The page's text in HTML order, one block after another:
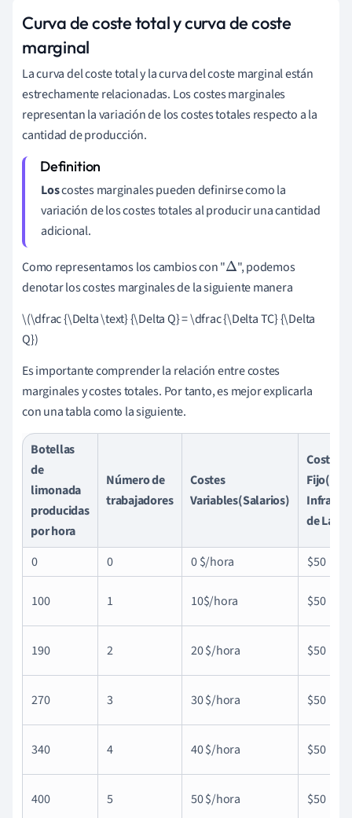
Curva de coste total y curva de coste
marginal
La curva del coste total y la curva del coste marginal están
estrechamente relacionadas. Los costes marginales
representan la variación de los costes totales respecto a la
cantidad de producción.
Loscostes marginales pueden definirse como la
variación de los costes totales al producir una cantidad
adicional.
Como representamos los cambios con "Δ ", podemos
denotar los costes marginales de la siguiente manera
\(\dfrac {\Delta \text} {\Delta Q} = \dfrac {\Delta TC} {\Delta
Q})
Es importante comprender la relación entre costes
marginales y costes totales. Por tanto, es mejor explicarla
con una tabla como la siguiente.
Botellas
de
limonada
producidas
por hora
Número de
trabajadores
Costes
Variables(Salarios)
Coste
de La
0 0 0 $/hora $50
100 1 10$/hora $50
190 2 20 $/hora $50
270 3 30 $/hora $50
340 4 40 $/hora $50
400 5 50 $/hora $50